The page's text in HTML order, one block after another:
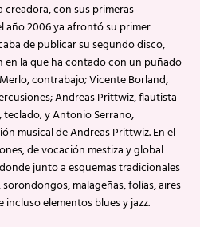
creadora, con sus primeras
año 2006 ya afrontó su primer
de publicar su segundo disco,
en la que ha contado con un puñado
contrabajo; Vicente Borland,
Andreas Prittwiz, flautista
y Antonio Serrano,
musical de Andreas Prittwiz. En el
de vocación mestiza y global
junto a esquemas tradicionales
malageñas, folías, aires
elementos blues y jazz.